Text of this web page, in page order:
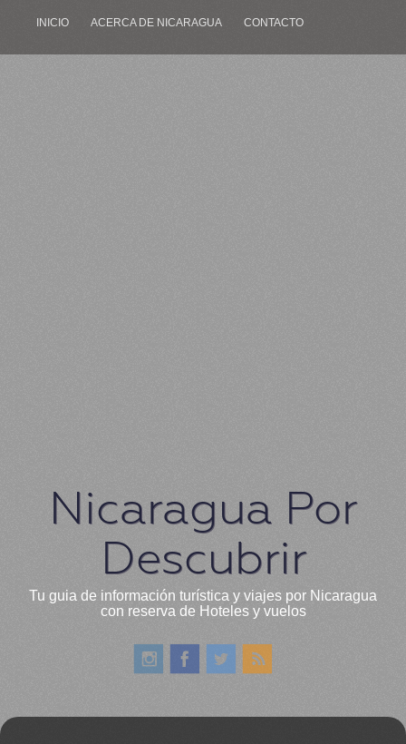
INICIO ACERCA DE NICARAGUA CONTACTO
Nicaragua Por
Descubrir
Tu guia de información turística y viajes por Nicaragua
con reserva de Hoteles y vuelos